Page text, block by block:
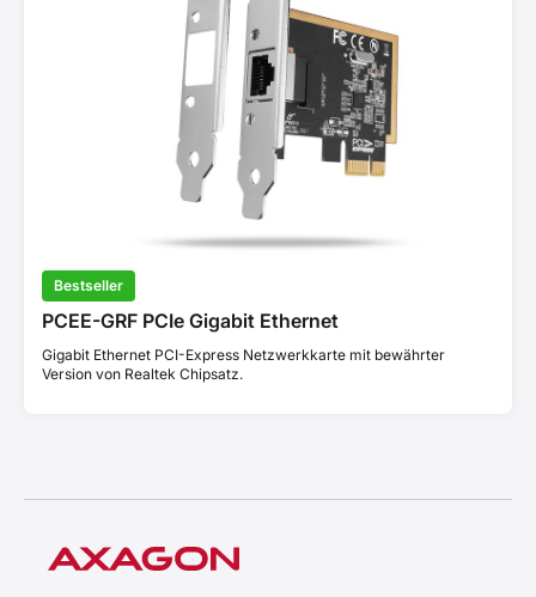
Bestseller
PCEE-GRF PCIe Gigabit Ethernet
Gigabit Ethernet PCI-Express Netzwerkkarte mit bewährter
Version von Realtek Chipsatz.